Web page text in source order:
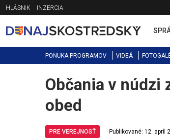
Jump
to
navigation
HLÁSNIK INZERCIA
PONUKA PROGRAMOV VIDEÁ
Back
to
Občania v núdzi
obed
PRE VEREJNOSŤ Publikované: 12. apríl